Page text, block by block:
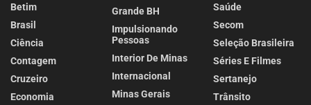
Betim
Brasil
Ciência
Contagem
Cruzeiro
Economia
Grande BH
Impulsionando
Pessoas
Interior De Minas
Internacional
Minas Gerais
Saúde
Secom
Seleção Brasileira
Séries E Filmes
Sertanejo
Trânsito